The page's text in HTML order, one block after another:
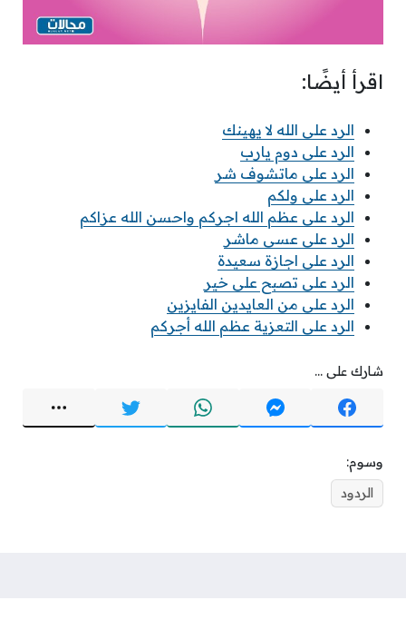
اقرأ أيضًا:
الرد على الله لا يهينك
الرد على دوم يارب
الرد على ماتشوف شر
الرد على ولكم
الرد على عظم الله اجركم واحسن الله عزاكم
الرد على عسى ماشر
الرد على اجازة سعيدة
الرد على تصبح على خير
الرد على من العايدين الفايزين
الرد على التعزية عظم الله أجركم
شارك على ...
وسوم:
الردود